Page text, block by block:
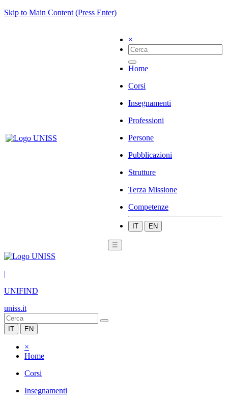
Skip to Main Content (Press Enter)
×
Home
Corsi
Insegnamenti
Professioni
Persone
Pubblicazioni
Strutture
Terza Missione
Competenze
IT EN
☰
|
UNIFIND
uniss.it
IT EN
×
Home
Corsi
Insegnamenti